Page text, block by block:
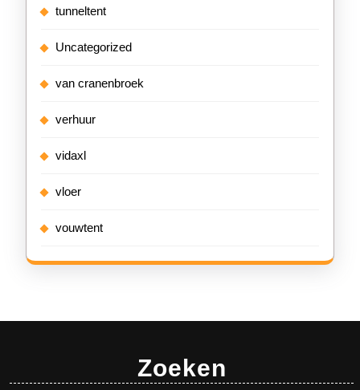
tunneltent
Uncategorized
van cranenbroek
verhuur
vidaxl
vloer
vouwtent
Zoeken